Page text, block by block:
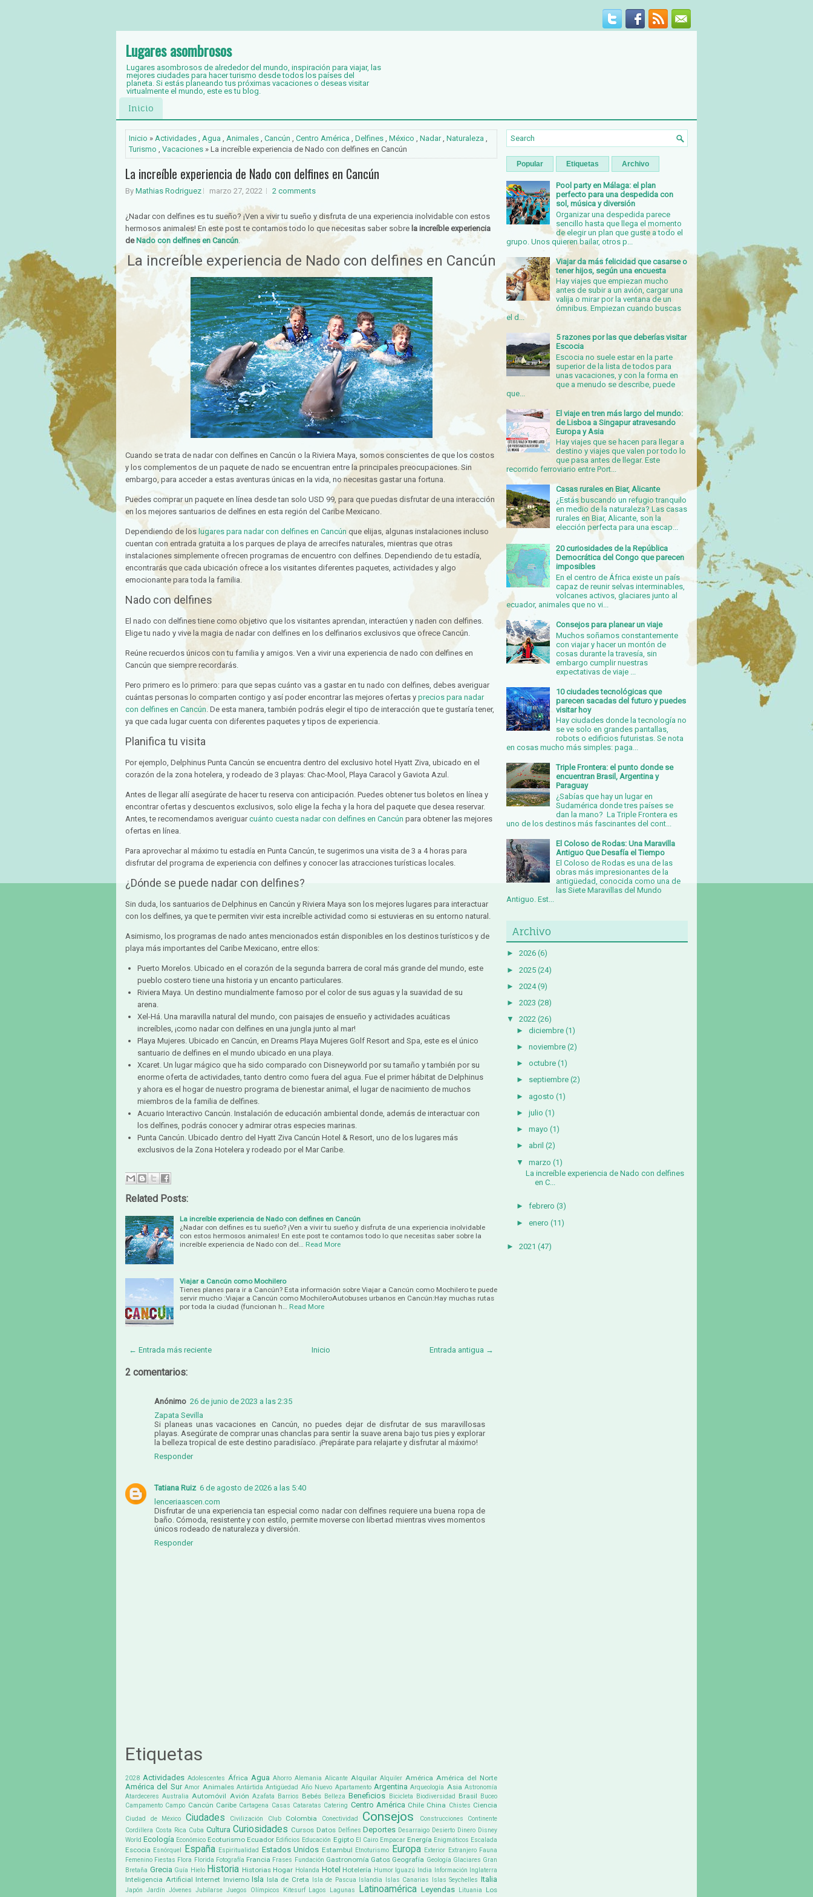
Lugares asombrosos
Lugares asombrosos de alrededor del mundo, inspiración para viajar, las
mejores ciudades para hacer turismo desde todos los países del
planeta. Si estás planeando tus próximas vacaciones o deseas visitar
virtualmente el mundo, este es tu blog.
Inicio
Inicio » Actividades , Agua , Animales , Cancún , Centro América , Delfines , México , Nadar, Naturaleza ,
Turismo , Vacaciones » La increíble experiencia de Nado con delfines en Cancún
La increíble experiencia de Nado con delfines en Cancún
By Mathias Rodriguez marzo 27, 2022 2 comments
¿Nadar con delfines es tu sueño? ¡Ven a vivir tu sueño y disfruta de una experiencia inolvidable con estos
hermosos animales! En este post te contamos todo lo que necesitas saber sobre la increíble experiencia
de Nado con delfines en Cancún.
La increíble experiencia de Nado con delfines en Cancún
Cuando se trata de nadar con delfines en Cancún o la Riviera Maya, somos conscientes de que los costos
y los complementos de un paquete de nado se encuentran entre la principales preocupaciones. Sin
embargo, para acceder a estas aventuras únicas en la vida, no necesitas gastar una fortuna.
Puedes comprar un paquete en línea desde tan solo USD 99, para que puedas disfrutar de una interacción
en los mejores santuarios de delfines en esta región del Caribe Mexicano.
Dependiendo de los lugares para nadar con delfines en Cancún que elijas, algunas instalaciones incluso
cuentan con entrada gratuita a los parques de playa de arrecifes naturales, mientras que otras
instalaciones simplemente ofrecen programas de encuentro con delfines. Dependiendo de tu estadía,
encontrarás que cada ubicación ofrece a los visitantes diferentes paquetes, actividades y algo
emocionante para toda la familia.
Nado con delfines
El nado con delfines tiene como objetivo que los visitantes aprendan, interactúen y naden con delfines.
Elige tu nado y vive la magia de nadar con delfines en los delfinarios exclusivos que ofrece Cancún.
Reúne recuerdos únicos con tu familia y amigos. Ven a vivir una experiencia de nado con delfines en
Cancún que siempre recordarás.
Pero primero es lo primero: para que sepas cuánto vas a gastar en tu nado con delfines, debes averiguar
cuántas personas lo comparten contigo y así poder encontrar las mejores ofertas y precios para nadar
con delfines en Cancún. De esta manera, también podrás elegir el tipo de interacción que te gustaría tener,
ya que cada lugar cuenta con diferentes paquetes y tipos de experiencia.
Planifica tu visita
Por ejemplo, Delphinus Punta Cancún se encuentra dentro del exclusivo hotel Hyatt Ziva, ubicado en el
corazón de la zona hotelera, y rodeado de 3 playas: Chac-Mool, Playa Caracol y Gaviota Azul.
Antes de llegar allí asegúrate de hacer tu reserva con anticipación. Puedes obtener tus boletos en línea y
encontrar ofertas y descuentos exclusivos, solo elige la fecha y la hora del paquete que desea reservar.
Antes, te recomendamos averiguarcuánto cuesta nadar con delfines en Cancún para obtener las mejores
ofertas en línea.
Para aprovechar al máximo tu estadía en Punta Cancún, te sugerimos una visita de 3 a 4 horas para
disfrutar del programa de experiencia con delfines y conocer las atracciones turísticas locales.
¿Dónde se puede nadar con delfines?
Sin duda, los santuarios de Delphinus en Cancún y Riviera Maya son los mejores lugares para interactuar
con los delfines, ya que te permiten vivir esta increíble actividad como si estuvieras en su entorno natural.
Asimismo, los programas de nado antes mencionados están disponibles en los destinos turísticos y de
playa más importantes del Caribe Mexicano, entre ellos:
Puerto Morelos. Ubicado en el corazón de la segunda barrera de coral más grande del mundo, este
pueblo costero tiene una historia y un encanto particulares.
Riviera Maya. Un destino mundialmente famoso por el color de sus aguas y la suavidad de su
arena.
Xel-Há. Una maravilla natural del mundo, con paisajes de ensueño y actividades acuáticas
increíbles, ¡como nadar con delfines en una jungla junto al mar!
Playa Mujeres. Ubicado en Cancún, en Dreams Playa Mujeres Golf Resort and Spa, este es el único
santuario de delfines en el mundo ubicado en una playa.
Xcaret. Un lugar mágico que ha sido comparado con Disneyworld por su tamaño y también por su
enorme oferta de actividades, tanto dentro como fuera del agua. Fue el primer hábitat de Delphinus
y ahora es el hogar de nuestro programa de bienestar animal, el lugar de nacimiento de muchos
miembros de la familia de delfines.
Acuario Interactivo Cancún. Instalación de educación ambiental donde, además de interactuar con
los delfines, podrás conocer y admirar otras especies marinas.
Punta Cancún. Ubicado dentro del Hyatt Ziva Cancún Hotel & Resort, uno de los lugares más
exclusivos de la Zona Hotelera y rodeado por el Mar Caribe.
Related Posts:
La increíble experiencia de Nado con delfines en Cancún
¿Nadar con delfines es tu sueño? ¡Ven a vivir tu sueño y disfruta de una experiencia inolvidable
con estos hermosos animales! En este post te contamos todo lo que necesitas saber sobre la
increíble experiencia de Nado con del…
Read More
Viajar a Cancún como Mochilero
Tienes planes para ir a Cancún? Esta información sobre Viajar a Cancún como Mochilero te puede
servir mucho :Viajar a Cancún como MochileroAutobuses urbanos en Cancún:Hay muchas rutas
por toda la ciudad (funcionan h…
Read More
← Entrada más reciente Entrada antigua →
Inicio
2 comentarios:
Anónimo 26 de junio de 2023 a las 2:35
Zapata Sevilla
Si planeas unas vacaciones en Cancún, no puedes dejar de disfrutar de sus maravillosas
playas. Asegúrate de comprar unas chanclas para sentir la suave arena bajo tus pies y explorar
la belleza tropical de este destino paradisíaco. ¡Prepárate para relajarte y disfrutar al máximo!
Responder
Tatiana Ruiz 6 de agosto de 2026 a las 5:40
lenceriaascen.com
Disfrutar de una experiencia tan especial como nadar con delfines requiere una buena ropa de
baño. Cómoda, resistente y con estilo, permite moverse con libertad mientras vives momentos
únicos rodeado de naturaleza y diversión.
Responder
Etiquetas
2028 Actividades Adolescentes África Agua Ahorro Alemania Alicante Alquilar Alquiler América América del Norte
América del Sur Amor Animales Antártida Antigüedad Año Nuevo Apartamento Argentina Arqueología Asia Astronomía
Atardeceres Australia Automóvil Avión Azafata Barrios Bebés Belleza Beneficios Bicicleta Biodiversidad Brasil
Buceo
Campamento Campo Cancún Caribe Cartagena Casas Cataratas Catering Centro América Chile China Chistes Ciencia
Ciudad de México Ciudades Civilización Club Colombia Conectividad Consejos Construcciones
Continente
Cordillera Costa Rica Cuba Cultura Curiosidades Cursos Datos Delfines Deportes Desarraigo Desierto Dinero Disney
World Ecología Económico Ecoturismo Ecuador Edificios Educación Egipto El Cairo Empacar Energía Enigmáticos Escalada
Escocia Esnórquel España Espiritualidad Estados Unidos Estambul Etnoturismo Europa Exterior Extranjero Fauna
Femenino Fiestas Flora Florida Fotografía Francia Frases Fundación Gastronomía Gatos Geografía Geología Glaciares Gran
Bretaña Grecia Guía Hielo Historia Historias Hogar Holanda Hotel Hotelería Humor Iguazú India Información Inglaterra
Inteligencia Artificial Internet Invierno Isla Isla de Creta Isla de Pascua Islandia Islas Canarias Islas Seychelles Italia
Japón Jardín Jóvenes Jubilarse Juegos Olímpicos Kitesurf Lagos Lagunas Latinoamérica Leyendas Lituania Los
Popular Etiquetas Archivo
Pool party en Málaga: el plan
perfecto para una despedida con
sol, música y diversión
Organizar una despedida parece
sencillo hasta que llega el momento
de elegir un plan que guste a todo el
grupo. Unos quieren bailar, otros p...
Viajar da más felicidad que casarse o
tener hijos, según una encuesta
Hay viajes que empiezan mucho
antes de subir a un avión, cargar una
valija o mirar por la ventana de un
ómnibus. Empiezan cuando buscas
el d...
5 razones por las que deberías visitar
Escocia
Escocia no suele estar en la parte
superior de la lista de todos para
unas vacaciones, y con la forma en
que a menudo se describe, puede
que...
El viaje en tren más largo del mundo:
de Lisboa a Singapur atravesando
Europa y Asia
Hay viajes que se hacen para llegar a
destino y viajes que valen por todo lo
que pasa antes de llegar. Este
recorrido ferroviario entre Port...
Casas rurales en Biar, Alicante
¿Estás buscando un refugio tranquilo
en medio de la naturaleza? Las casas
rurales en Biar, Alicante, son la
elección perfecta para una escap...
20 curiosidades de la República
Democrática del Congo que parecen
imposibles
En el centro de África existe un país
capaz de reunir selvas interminables,
volcanes activos, glaciares junto al
ecuador, animales que no vi...
Consejos para planear un viaje
Muchos soñamos constantemente
con viajar y hacer un montón de
cosas durante la travesía, sin
embargo cumplir nuestras
expectativas de viaje ...
10 ciudades tecnológicas que
parecen sacadas del futuro y puedes
visitar hoy
Hay ciudades donde la tecnología no
se ve solo en grandes pantallas,
robots o edificios futuristas. Se nota
en cosas mucho más simples: paga...
Triple Frontera: el punto donde se
encuentran Brasil, Argentina y
Paraguay
¿Sabías que hay un lugar en
Sudamérica donde tres países se
dan la mano? La Triple Frontera es
uno de los destinos más fascinantes del cont...
El Coloso de Rodas: Una Maravilla
Antiguo Que Desafía el Tiempo
El Coloso de Rodas es una de las
obras más impresionantes de la
antigüedad, conocida como una de
las Siete Maravillas del Mundo
Antiguo. Est...
Archivo
► 2026 (6)
► 2025 (24)
► 2024 (9)
► 2023 (28)
▼
2022 (26)
► diciembre (1)
► noviembre (2)
► octubre (1)
► septiembre (2)
► agosto (1)
► julio (1)
► mayo (1)
► abril (2)
▼
marzo (1)
La increíble experiencia de Nado con delfines
en C...
► febrero (3)
► enero (11)
► 2021 (47)